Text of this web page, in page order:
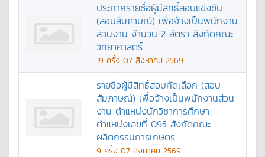
ประกาศรายชื่อผู้มีสิทธิ์สอบแข่งขัน
(สอบสัมภาษณ์) เพื่อจ้างเป็นพนักงาน
ส่วนงาน จำนวน 2 อัตรา สังกัดคณะ
วิทยาศาสตร์
19 ครั้ง 07 สิงหาคม 2569
รายชื่อผู้มีสิทธิ์สอบคัดเลือก (สอบ
สัมภาษณ์) เพื่อจ้างเป็นพนักงานส่วน
งาน ตำแหน่งนักวิชาการศึกษา
ตำแหน่งเลขที่ 095 สังกัดคณะ
ผลิตกรรมการเกษตร
9 ครั้ง 07 สิงหาคม 2569